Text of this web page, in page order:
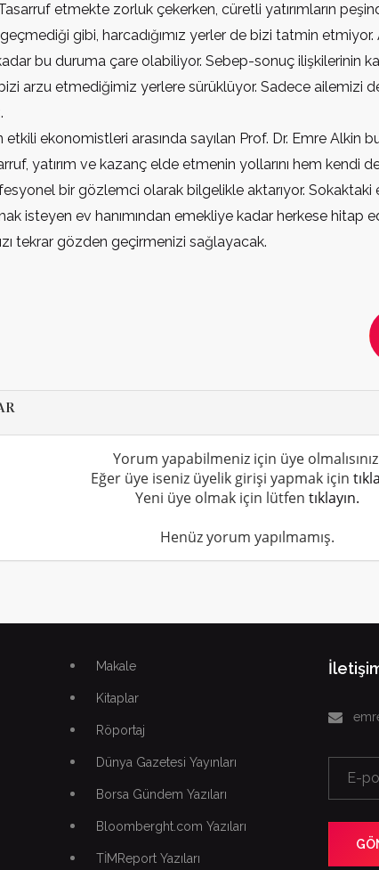
etmekte zorluk çekerken, cüretli yatırımların
gibi, harcadığımız yerler de bizi tatmin etmiyor.
bu duruma çare olabiliyor. Sebep-sonuç ilişkilerinin
arzu etmediğimiz yerlere sürüklüyor. Sadece ailemizi
etkili ekonomistleri arasında sayılan Prof. Dr. Emre Alkin
yatırım ve kazanç elde etmenin yollarını hem kendi
bir gözlemci olarak bilgelikle aktarıyor. Sokaktaki
isteyen ev hanımından emekliye kadar herkese hitap
tekrar gözden geçirmenizi sağlayacak.
Yorum yapabilmeniz için üye
Eğer üye iseniz üyelik girişi yapmak için
Yeni üye olmak için lütfen tıklayın.
Henüz yorum yapılmamış.
Makale
Kitaplar
Röportaj
Dünya Gazetesi Yayınları
Borsa Gündem Yazıları
Bloomberght.com Yazıları
TİMReport Yazıları